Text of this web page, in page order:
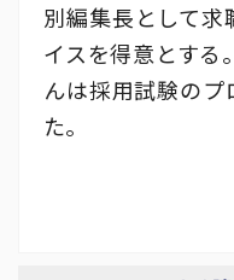
別編集長として
イスを得意とする
んは採用試験の
た。